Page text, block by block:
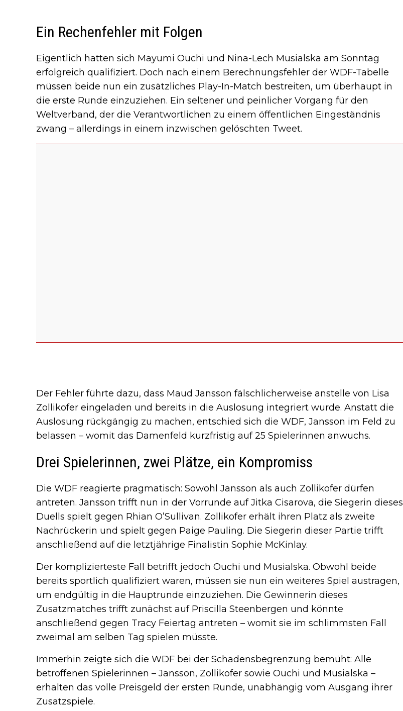
Ein Rechenfehler mit Folgen
Eigentlich hatten sich Mayumi Ouchi und Nina-Lech Musialska am Sonntag
erfolgreich qualifiziert. Doch nach einem Berechnungsfehler der WDF-Tabelle
müssen beide nun ein zusätzliches Play-In-Match bestreiten, um überhaupt in
die erste Runde einzuziehen. Ein seltener und peinlicher Vorgang für den
Weltverband, der die Verantwortlichen zu einem öffentlichen Eingeständnis
zwang – allerdings in einem inzwischen gelöschten Tweet.
Der Fehler führte dazu, dass Maud Jansson fälschlicherweise anstelle von Lisa
Zollikofer eingeladen und bereits in die Auslosung integriert wurde. Anstatt die
Auslosung rückgängig zu machen, entschied sich die WDF, Jansson im Feld zu
belassen – womit das Damenfeld kurzfristig auf 25 Spielerinnen anwuchs.
Drei Spielerinnen, zwei Plätze, ein Kompromiss
Die WDF reagierte pragmatisch: Sowohl Jansson als auch Zollikofer dürfen
antreten. Jansson trifft nun in der Vorrunde auf Jitka Cisarova, die Siegerin dieses
Duells spielt gegen Rhian O’Sullivan. Zollikofer erhält ihren Platz als zweite
Nachrückerin und spielt gegen Paige Pauling. Die Siegerin dieser Partie trifft
anschließend auf die letztjährige Finalistin Sophie McKinlay.
Der komplizierteste Fall betrifft jedoch Ouchi und Musialska. Obwohl beide
bereits sportlich qualifiziert waren, müssen sie nun ein weiteres Spiel austragen,
um endgültig in die Hauptrunde einzuziehen. Die Gewinnerin dieses
Zusatzmatches trifft zunächst auf Priscilla Steenbergen und könnte
anschließend gegen Tracy Feiertag antreten – womit sie im schlimmsten Fall
zweimal am selben Tag spielen müsste.
Immerhin zeigte sich die WDF bei der Schadensbegrenzung bemüht: Alle
betroffenen Spielerinnen – Jansson, Zollikofer sowie Ouchi und Musialska –
erhalten das volle Preisgeld der ersten Runde, unabhängig vom Ausgang ihrer
Zusatzspiele.